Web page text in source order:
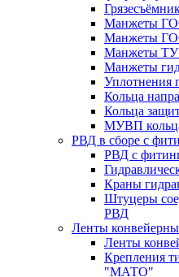
Манжеты
Манжеты
Манжеты ТУ
Манжеты
Уплотнения
Кольца
Кольца
МУВП
РВД в сборе с
РВД с
Краны
Штуцеры
РВД
Ленты
Ленты
Крепления
"МАТО"